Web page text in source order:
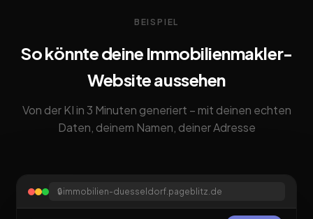
BEISPIEL
So könnte deine Immobilienmakler-
Website aussehen
Von der KI in 3 Minuten generiert – mit deinen echten
Daten, deinem Namen, deiner Adresse
🔒immobilien-duesseldorf.pageblitz.de